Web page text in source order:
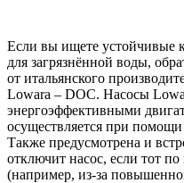
Если вы ищете устойчивые
для загрязнённой воды,
от итальянского
Lowara – DOC. Насосы
энергоэффективными
осуществляется при
Также предусмотрена и
отключит насос, если тот
(например, из-за